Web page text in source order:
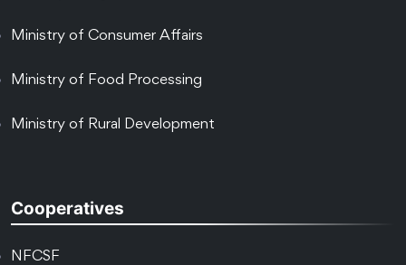
Ministry of Consumer Affairs
Ministry of Food Processing
Ministry of Rural Development
Cooperatives
NFCSF